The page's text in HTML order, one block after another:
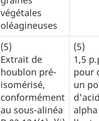
végétales
oléagineuses
(5)
Extrait de
houblon pré-
isomérisé,
conformément
au sous-alinéa
(5)
1,5
pour
un